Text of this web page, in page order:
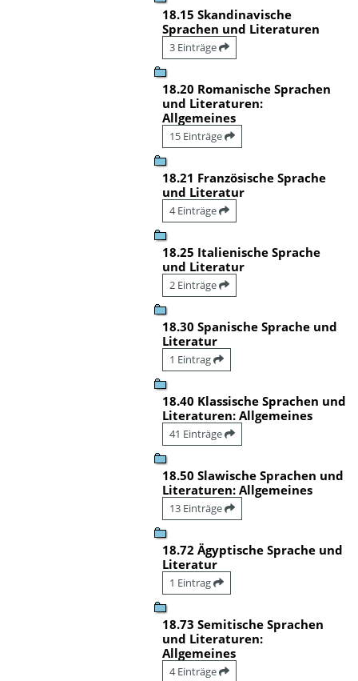
18.15 Skandinavische
Sprachen und Literaturen
3 Einträge
18.20 Romanische Sprachen
und Literaturen:
Allgemeines
15 Einträge
18.21 Französische Sprache
und Literatur
4 Einträge
18.25 Italienische Sprache
und Literatur
2 Einträge
18.30 Spanische Sprache und
Literatur
1 Eintrag
18.40 Klassische Sprachen und
Literaturen: Allgemeines
41 Einträge
18.50 Slawische Sprachen und
Literaturen: Allgemeines
13 Einträge
18.72 Ägyptische Sprache und
Literatur
1 Eintrag
18.73 Semitische Sprachen
und Literaturen:
Allgemeines
4 Einträge